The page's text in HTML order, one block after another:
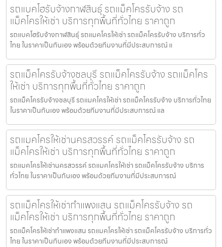
รถแบคโฮรับจ้างกาฬสินธุ์ รถแม็คโครรับจ้าง รถ
แม็คโครให้เช่า บริการทุกพื้นที่ทั่วไทย ราคาถูก
รถแบคโฮรับจ้างกาฬสินธุ์ รถแมคโครให้เช่า รถแม็คโครรับจ้าง บริการทั่ว
ไทย ในราคาเป็นกันเอง พร้อมด้วยทีมงานที่มีประสบการณ์ แ
รถแม็คโครรับจ้างชลบุรี รถแม็คโครรับจ้าง รถแม็คโคร
ให้เช่า บริการทุกพื้นที่ทั่วไทย ราคาถูก
รถแม็คโครรับจ้างชลบุรี รถแมคโครให้เช่า รถแม็คโครรับจ้าง บริการทั่วไทย
ในราคาเป็นกันเอง พร้อมด้วยทีมงานที่มีประสบการณ์ แล
รถแมคโครให้เช่านครสวรรค์ รถแม็คโครรับจ้าง รถ
แม็คโครให้เช่า บริการทุกพื้นที่ทั่วไทย ราคาถูก
รถแมคโครให้เช่านครสวรรค์ รถแมคโครให้เช่า รถแม็คโครรับจ้าง บริการ
ทั่วไทย ในราคาเป็นกันเอง พร้อมด้วยทีมงานที่มีประสบการณ์
รถแม็คโครให้เช่ากำแพงแสน รถแม็คโครรับจ้าง รถ
แม็คโครให้เช่า บริการทุกพื้นที่ทั่วไทย ราคาถูก
รถแม็คโครให้เช่ากำแพงแสน รถแมคโครให้เช่า รถแม็คโครรับจ้าง บริการทั่ว
ไทย ในราคาเป็นกันเอง พร้อมด้วยทีมงานที่มีประสบการณ์